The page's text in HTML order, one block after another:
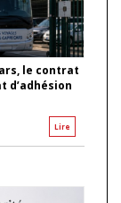
le contrat
d’adhésion
Lire